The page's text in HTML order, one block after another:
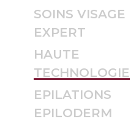
SOINS VISAGE
EXPERT
HAUTE
TECHNOLOGIE
EPILATIONS
EPILODERM